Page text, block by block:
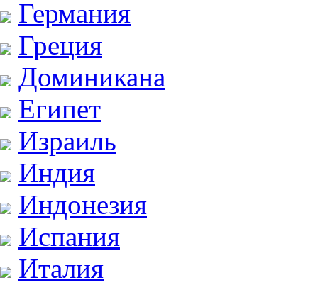
Германия
Греция
Доминикана
Египет
Израиль
Индия
Индонезия
Испания
Италия